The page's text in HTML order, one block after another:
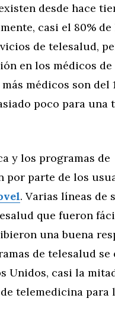
desde hace
casi el 80% de
de telesalud,
en los médicos de
médicos son del
poco para una
y los programas de
por parte de los
. Varias líneas de
que fueron
una buena
de telesalud se
Unidos, casi la
telemedicina para